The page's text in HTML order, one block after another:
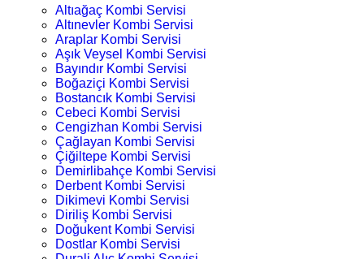
Altıağaç Kombi Servisi
Altınevler Kombi Servisi
Araplar Kombi Servisi
Aşık Veysel Kombi Servisi
Bayındır Kombi Servisi
Boğaziçi Kombi Servisi
Bostancık Kombi Servisi
Cebeci Kombi Servisi
Cengizhan Kombi Servisi
Çağlayan Kombi Servisi
Çiğiltepe Kombi Servisi
Demirlibahçe Kombi Servisi
Derbent Kombi Servisi
Dikimevi Kombi Servisi
Diriliş Kombi Servisi
Doğukent Kombi Servisi
Dostlar Kombi Servisi